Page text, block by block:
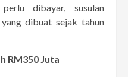
dibayar, susulan
dibuat sejak tahun
RM350 Juta